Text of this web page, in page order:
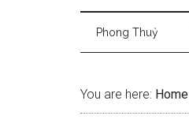
Phong Thuỷ
You are here: Home